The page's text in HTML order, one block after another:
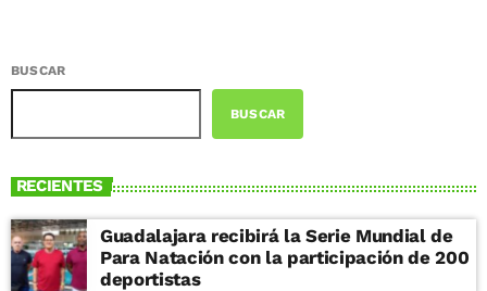
BUSCAR
BUSCAR
RECIENTES
Guadalajara recibirá la Serie Mundial de
Para Natación con la participación de 200
deportistas